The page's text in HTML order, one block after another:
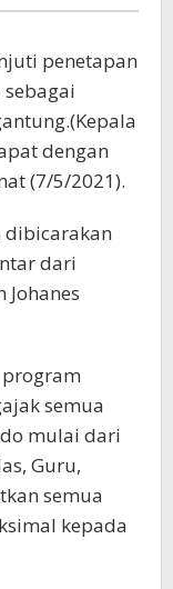
penetapan
sebagai
dengan
(7/5/2021).
dibicarakan
dari
Johanes
semua
mulai dari
Guru,
semua
kepada